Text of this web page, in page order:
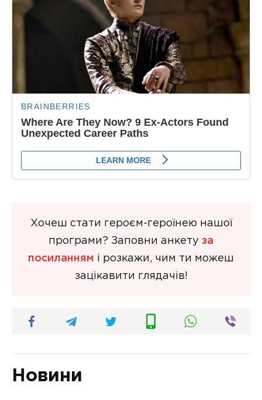
Хочеш стати героєм-героїнею нашої
програми? Заповни анкету за
посиланням і розкажи, чим ти можеш
зацікавити глядачів!
Новини